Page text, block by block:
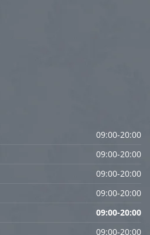
09:00-20:00
09:00-20:00
09:00-20:00
09:00-20:00
09:00-20:00
09:00-20:00